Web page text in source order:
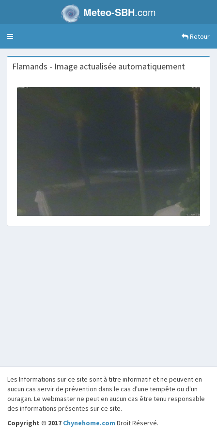
Meteo-SBH.com
Toggle
Retour
Flamands - Image actualisée automatiquement
Les Informations sur ce site sont à titre informatif et ne peuvent en
aucun cas servir de prévention dans le cas d'une tempête ou d'un
ouragan. Le webmaster ne peut en aucun cas être tenu responsable
des informations présentes sur ce site.
Copyright © 2017 Chynehome.com Droit Réservé.